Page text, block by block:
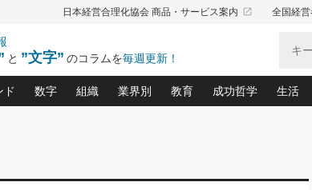
日本経営合理化協会 商品・サービス案内 launch 全国経
と ”文字” のコラムを毎週更新！
くり講座(12)
者は知ってい
次の一手「牟田太陽の社長業ネクスト」
ド 数字
おカネが残る決算書にするために、やっておきたい
組織
中小企業の新たな法律リスク(178)
業界別
売れる住宅を創る 100の視点(100)
教育
あなただからお願いした
成功哲学
中国哲学に学ぶ
令和時代の「社
生活
お